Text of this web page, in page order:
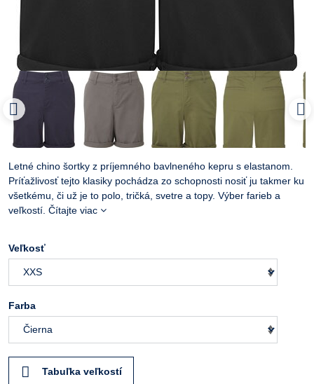
Letné chino šortky z príjemného bavlneného kepru s elastanom.
Príťažlivosť tejto klasiky pochádza zo schopnosti nosiť ju takmer ku
všetkému, či už je to polo, tričká, svetre a topy. Výber farieb a
veľkostí. Čítajte viac
Veľkosť
Farba
Tabuľka veľkostí